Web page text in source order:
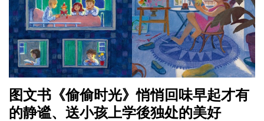
图文书《偷偷时光》悄悄回味早起才有
的静谧、送小孩上学後独处的美好